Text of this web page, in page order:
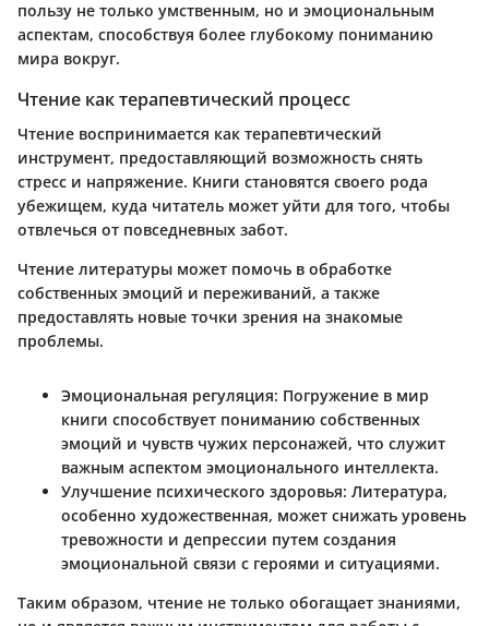
пользу не только умственным, но и эмоциональным
аспектам, способствуя более глубокому пониманию
мира вокруг.
Чтение как терапевтический процесс
Чтение воспринимается как терапевтический
инструмент, предоставляющий возможность снять
стресс и напряжение. Книги становятся своего рода
убежищем, куда читатель может уйти для того, чтобы
отвлечься от повседневных забот.
Чтение литературы может помочь в обработке
собственных эмоций и переживаний, а также
предоставлять новые точки зрения на знакомые
проблемы.
Эмоциональная регуляция: Погружение в мир
книги способствует пониманию собственных
эмоций и чувств чужих персонажей, что служит
важным аспектом эмоционального интеллекта.
Улучшение психического здоровья: Литература,
особенно художественная, может снижать уровень
тревожности и депрессии путем создания
эмоциональной связи с героями и ситуациями.
Таким образом, чтение не только обогащает знаниями,